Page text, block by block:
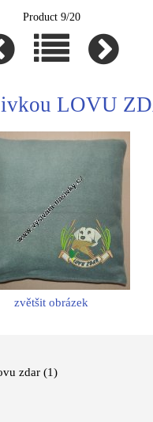
Product 9/20
LOVU
zvětšit obrázek
zdar (1)